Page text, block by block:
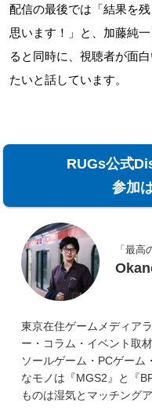
配信の最後では「結果を
思います！」と、加藤純
ると同時に、視聴者が面
たいと話しています。
RUGs公式
参加
「最高
東京在住ゲームメディア
ー・コラム・イベント取
ソールゲーム・PCゲーム
なモノは『MGS2』と『
ものは湿気とマッチングア